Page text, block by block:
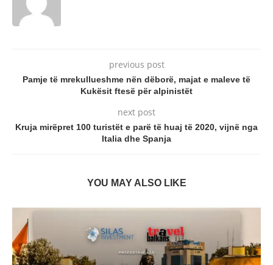
previous post
Pamje të mrekullueshme nën dëborë, majat e maleve të
Kukësit ftesë për alpinistët
next post
Kruja mirëpret 100 turistët e parë të huaj të 2020, vijnë nga
Italia dhe Spanja
YOU MAY ALSO LIKE